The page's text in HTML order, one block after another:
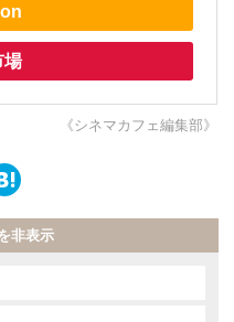
場
《シネマカフェ編集部》
非表示